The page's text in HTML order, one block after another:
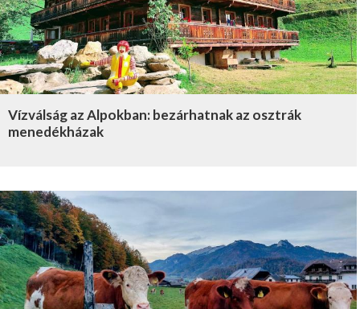
Vízválság az Alpokban: bezárhatnak az osztrák
menedékházak